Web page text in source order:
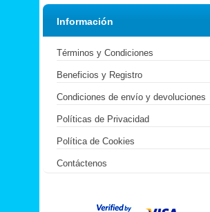
Información
Términos y Condiciones
Beneficios y Registro
Condiciones de envío y devoluciones
Políticas de Privacidad
Política de Cookies
Contáctenos